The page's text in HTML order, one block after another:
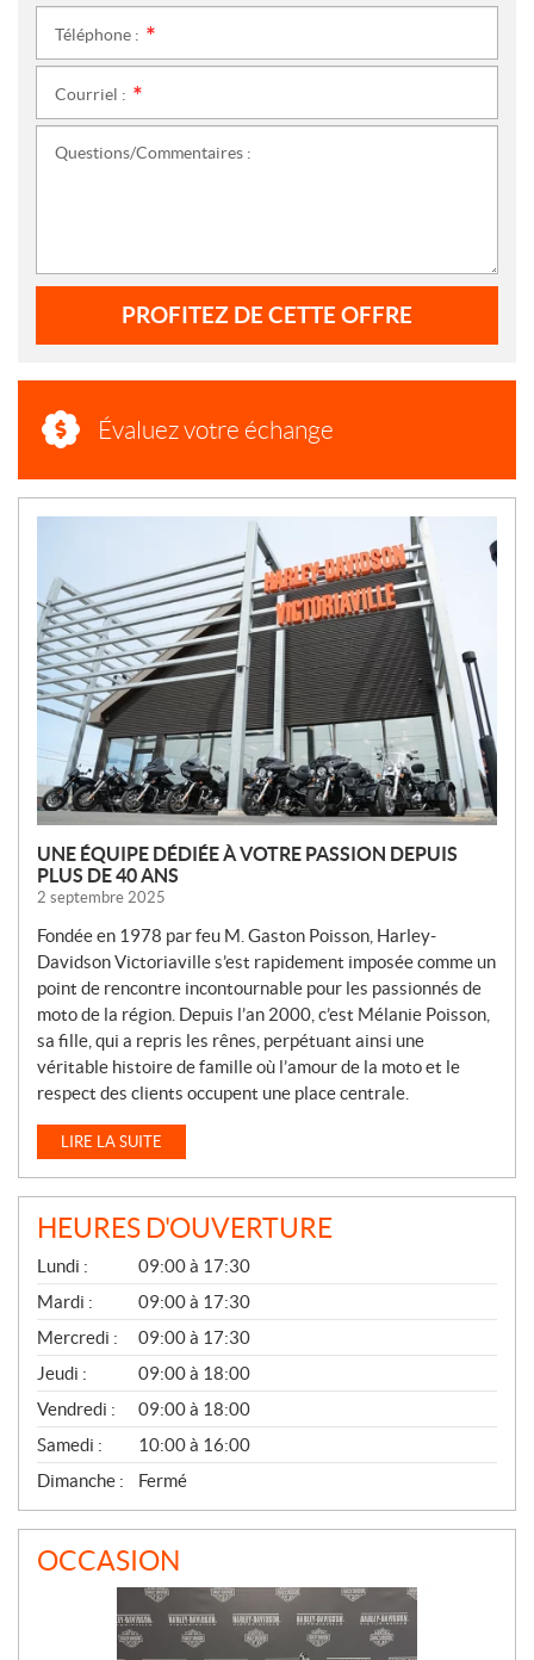
Téléphone :
Courriel :
Questions/Commentaires :
PROFITEZ DE CETTE OFFRE
Évaluez votre échange
U
V
E
L
L
E
UNE ÉQUIPE DÉDIÉE À VOTRE PASSION DEPUIS
PLUS DE 40 ANS
2 septembre 2025
Fondée en 1978 par feu M. Gaston Poisson, Harley-
Davidson Victoriaville s’est rapidement imposée comme un
point de rencontre incontournable pour les passionnés de
moto de la région. Depuis l’an 2000, c’est Mélanie Poisson,
sa fille, qui a repris les rênes, perpétuant ainsi une
véritable histoire de famille où l’amour de la moto et le
respect des clients occupent une place centrale.
LIRE LA SUITE
HEURES D'OUVERTURE
G
É
N
É
R
A
L
Lundi :
09:00 à 17:30
Mardi :
09:00 à 17:30
Mercredi :
09:00 à 17:30
Jeudi :
09:00 à 18:00
Vendredi :
09:00 à 18:00
Samedi :
10:00 à 16:00
Dimanche :
Fermé
OCCASION